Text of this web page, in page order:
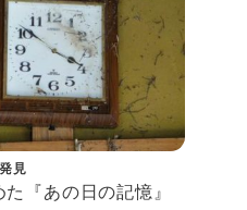
見
『あの日の記憶』